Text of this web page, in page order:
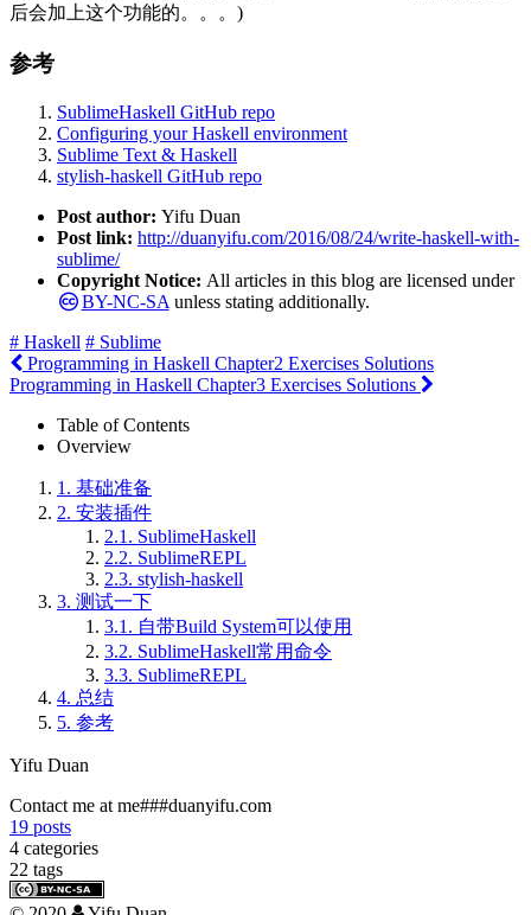
后会加上这个功能的。。。)
参考
SublimeHaskell GitHub repo
Configuring your Haskell environment
Sublime Text & Haskell
stylish-haskell GitHub repo
Post author: Yifu Duan
Post link: http://duanyifu.com/2016/08/24/write-haskell-with-
sublime/
Copyright Notice: All articles in this blog are licensed under
BY-NC-SA unless stating additionally.
# Haskell # Sublime
Programming in Haskell Chapter2 Exercises Solutions
Programming in Haskell Chapter3 Exercises Solutions
Table of Contents
Overview
1. 基础准备
2. 安装插件
2.1. SublimeHaskell
2.2. SublimeREPL
2.3. stylish-haskell
3. 测试一下
3.1. 自带Build System可以使用
3.2. SublimeHaskell常用命令
3.3. SublimeREPL
4. 总结
5. 参考
Yifu Duan
Contact me at me###duanyifu.com
19 posts
4 categories
22 tags